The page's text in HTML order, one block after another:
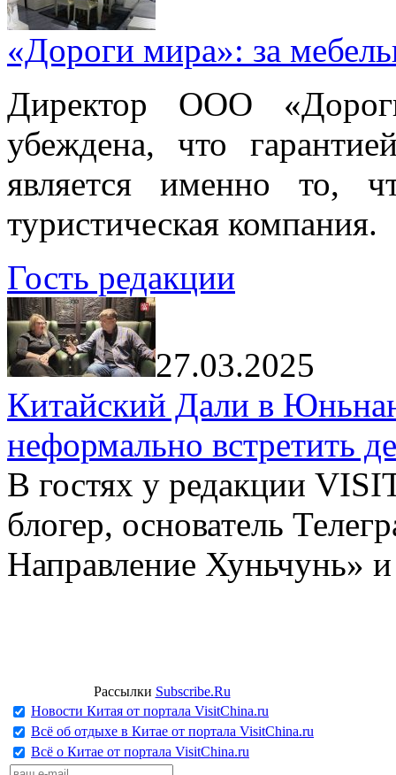
«Дороги мира»: за
Директор ООО
убеждена, что
является именно то,
туристическая компания.
Гость редакции
27.03.2025
Китайский Дали в
неформально встретить
В гостях у редакции
блогер, основатель
Направление Хуньчунь»
Рассылки Subscribe.Ru
Новости Китая от портала VisitChina.ru
Всё об отдыхе в Китае от портала VisitChina.ru
Всё о Китае от портала VisitChina.ru